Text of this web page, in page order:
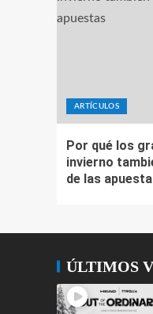
ARTÍCULOS
Por qué los
invierno
de las
ÚLTIMOS